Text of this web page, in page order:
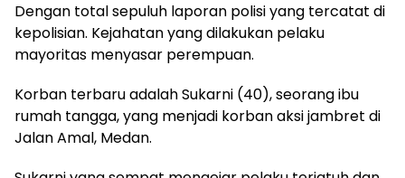
Dengan total sepuluh laporan polisi yang tercatat di
kepolisian. Kejahatan yang dilakukan pelaku
mayoritas menyasar perempuan.
Korban terbaru adalah Sukarni (40), seorang ibu
rumah tangga, yang menjadi korban aksi jambret di
Jalan Amal, Medan.